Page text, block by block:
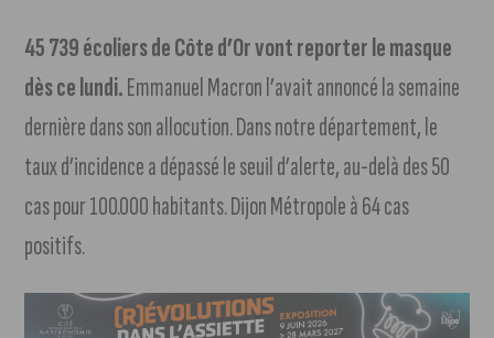
45 739 écoliers de Côte d’Or vont reporter le masque
dès ce lundi.Emmanuel Macron l’avait annoncé la semaine
dernière dans son allocution. Dans notre département, le
taux d’incidence a dépassé le seuil d’alerte, au-delà des 50
cas pour 100.000 habitants. Dijon Métropole à 64 cas
positifs.